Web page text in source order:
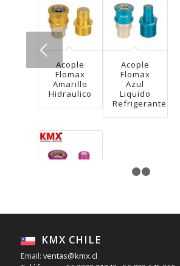
Acople
Flomax
Amarillo
Hidraulico
Acople
Flomax
Azul
Liquido
Refrigerante
Aceite
Next
KMX CHILE
Email: ventas@kmx.cl